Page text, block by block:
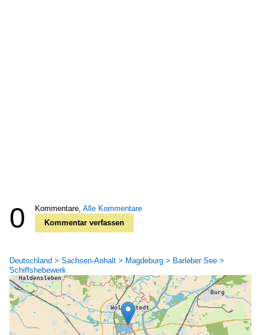
0 Kommentare, Alle Kommentare
Kommentar verfassen
Deutschland > Sachsen-Anhalt > Magdeburg > Barleber See >
Schiffshebewerk